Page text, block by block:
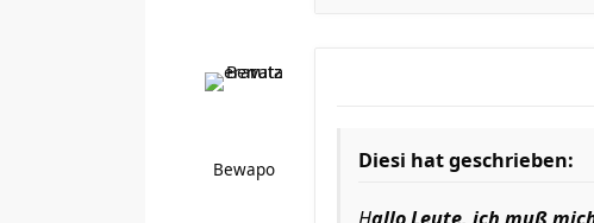
Bewapo Diesi hat geschrieben: